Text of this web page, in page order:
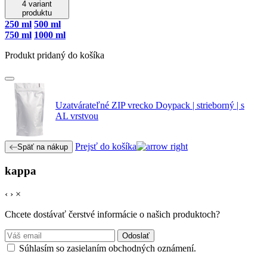
4 variant
produktu
250 ml 500 ml
750 ml 1000 ml
Produkt pridaný do košíka
Uzatvárateľné ZIP vrecko Doypack | strieborný | s
AL vrstvou
Späť na nákup Prejsť do košíka
kappa
‹ › ×
Chcete dostávať čerstvé informácie o našich produktoch?
Odoslať
Súhlasím so zasielaním obchodných oznámení.